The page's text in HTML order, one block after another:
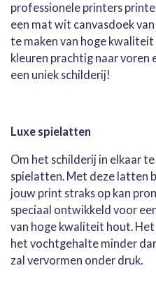
professionele printers
een mat wit canvasdoek
te maken van hoge
kleuren prachtig naar voren
een uniek schilderij!
Luxe spielatten
Om het schilderij in elkaar
spielatten. Met deze latten
jouw print straks op kan
speciaal ontwikkeld voor
van hoge kwaliteit hout.
het vochtgehalte minder
zal vervormen onder druk.